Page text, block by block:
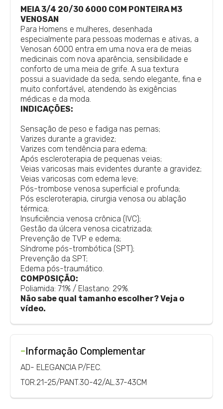
MEIA 3/4 20/30 6000 COM PONTEIRA M3
VENOSAN
Para Homens e mulheres, desenhada
especialmente para pessoas modernas e ativas, a
Venosan 6000 entra em uma nova era de meias
medicinais com nova aparência, sensibilidade e
conforto de uma meia de grife. A sua textura
possui a suavidade da seda, sendo elegante, fina e
muito confortável, atendendo às exigências
médicas e da moda.
INDICAÇÕES:
Sensação de peso e fadiga nas pernas;
Varizes durante a gravidez;
Varizes com tendência para edema;
Após escleroterapia de pequenas veias;
Veias varicosas mais evidentes durante a gravidez;
Veias varicosas com edema leve;
Pós-trombose venosa superficial e profunda;
Pós escleroterapia, cirurgia venosa ou ablação
térmica;
Insuficiência venosa crônica (IVC);
Gestão da úlcera venosa cicatrizada;
Prevenção de TVP e edema;
Síndrome pós-trombótica (SPT);
Prevenção da SPT;
Edema pós-traumático.
COMPOSIÇÃO:
Poliamida: 71% / Elastano: 29%.
Não sabe qual tamanho escolher? Veja o
vídeo.
-Informação Complementar
AD- ELEGANCIA P/FEC.
TOR.21-25/PANT.30-42/AL.37-43CM